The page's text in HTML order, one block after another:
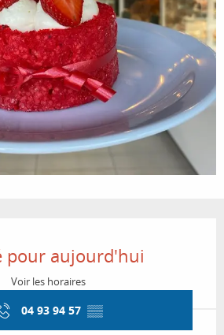
pour aujourd'hui
Voir les horaires
04 93 94 57 ▒▒